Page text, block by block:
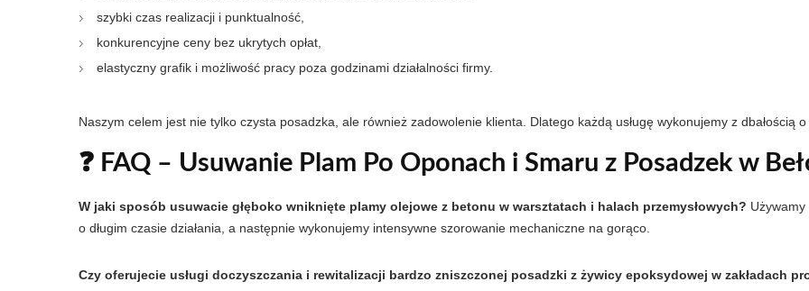
szybki czas realizacji i punktualność,
konkurencyjne ceny bez ukrytych opłat,
elastyczny grafik i możliwość pracy poza godzinami działalności firmy.
Naszym celem jest nie tylko czysta posadzka, ale również zadowolenie klienta. Dlatego każdą usługę wykonujemy z dbałością o
❓ FAQ – Usuwanie Plam Po Oponach i Smaru z Posadzek w
W jaki sposób usuwacie głęboko wniknięte plamy olejowe z betonu w warsztatach i halach przemysłowych?
o długim czasie działania, a następnie wykonujemy intensywne szorowanie mechaniczne na gorąco.
Czy oferujecie usługi doczyszczania i rewitalizacji bardzo zniszczonej posadzki z żywicy epoksydowej w zakładach